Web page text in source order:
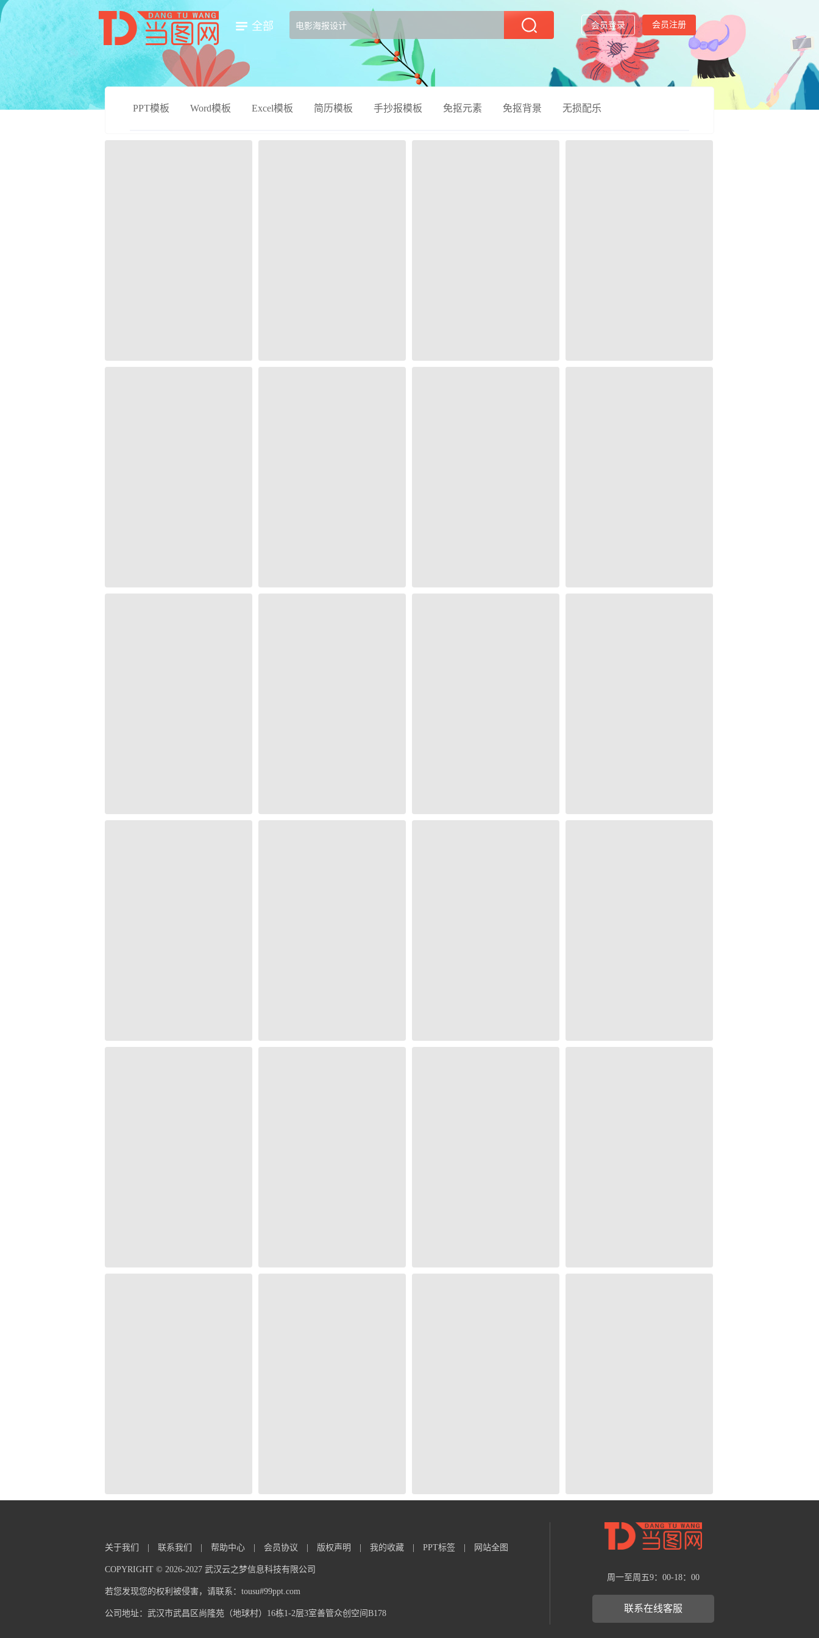
全部 会员登录 会员注册
PPT模板 Word模板 Excel模板 简历模板 手抄报模板 免抠元素 免抠背景 无损配乐
关于我们 联系我们 帮助中心 会员协议 版权声明 我的收藏 PPT标签 网站全图
COPYRIGHT © 2026-2027 武汉云之梦信息科技有限公司
若您发现您的权利被侵害，请联系：tousu#99ppt.com
公司地址：武汉市武昌区尚隆苑（地球村）16栋1-2层3室善管众创空间B178
周一至周五9：00-18：00
联系在线客服